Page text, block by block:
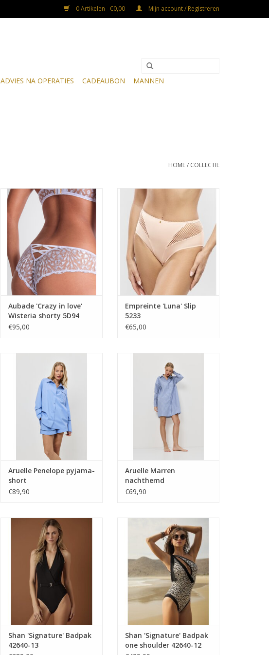
0 Artikelen - €0,00 Mijn account / Registreren
ADVIES NA OPERATIES CADEAUBON
MANNEN
HOME/ COLLECTIE
Aubade Aubade 'Crazy in love'
Wisteria shorty 5D94
TOEVOEGEN AAN WINKELWAGEN
Aubade 'Crazy in love'
Wisteria shorty 5D94
€95,00
tailleslip
TOEVOEGEN AAN WINKELWAGEN
Empreinte 'Luna' Slip
5233
€65,00
Aruelle Penelope pyjama-
short
€89,90
Aruelle Marren
nachthemd
€69,90
badpak
TOEVOEGEN AAN WINKELWAGEN
Shan 'Signature' Badpak
42640-13
badpak
Shan 'Signature' Badpak
one shoulder 42640-12